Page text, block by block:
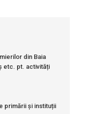
din Baia
etc. pt. activități
primării și instituții